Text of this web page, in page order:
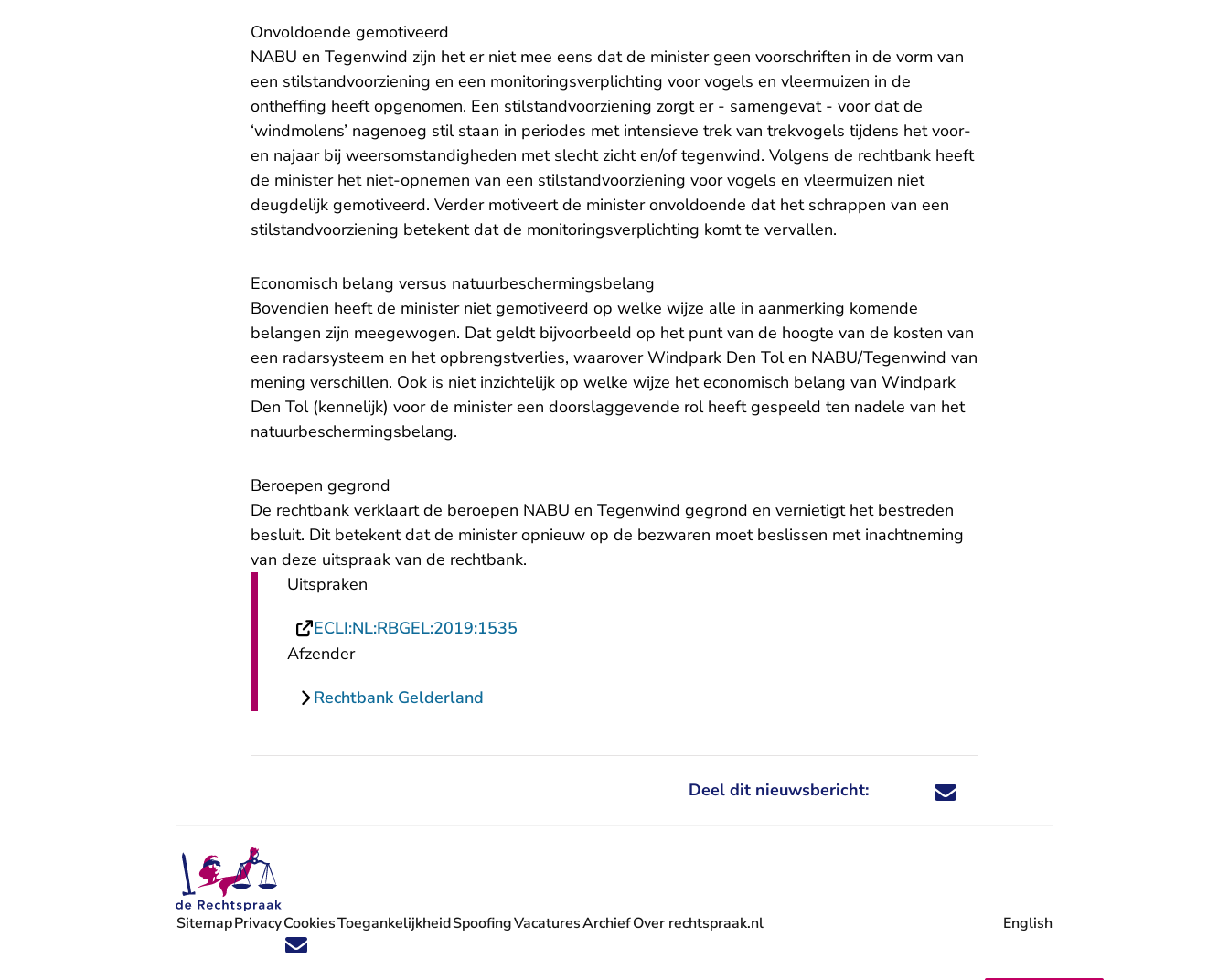
Onvoldoende gemotiveerd
NABU en Tegenwind zijn het er niet mee eens dat de minister geen voorschriften in de vorm van
een stilstandvoorziening en een monitoringsverplichting voor vogels en vleermuizen in de
ontheffing heeft opgenomen. Een stilstandvoorziening zorgt er - samengevat - voor dat de
‘windmolens’ nagenoeg stil staan in periodes met intensieve trek van trekvogels tijdens het voor-
en najaar bij weersomstandigheden met slecht zicht en/of tegenwind. Volgens de rechtbank heeft
de minister het niet-opnemen van een stilstandvoorziening voor vogels en vleermuizen niet
deugdelijk gemotiveerd. Verder motiveert de minister onvoldoende dat het schrappen van een
stilstandvoorziening betekent dat de monitoringsverplichting komt te vervallen.
Economisch belang versus natuurbeschermingsbelang
Bovendien heeft de minister niet gemotiveerd op welke wijze alle in aanmerking komende
belangen zijn meegewogen. Dat geldt bijvoorbeeld op het punt van de hoogte van de kosten van
een radarsysteem en het opbrengstverlies, waarover Windpark Den Tol en NABU/Tegenwind van
mening verschillen. Ook is niet inzichtelijk op welke wijze het economisch belang van Windpark
Den Tol (kennelijk) voor de minister een doorslaggevende rol heeft gespeeld ten nadele van het
natuurbeschermingsbelang.
Beroepen gegrond
De rechtbank verklaart de beroepen NABU en Tegenwind gegrond en vernietigt het bestreden
besluit. Dit betekent dat de minister opnieuw op de bezwaren moet beslissen met inachtneming
van deze uitspraak van de rechtbank.
Uitspraken
ECLI:NL:RBGEL:2019:1535
Afzender
Rechtbank Gelderland
Deel dit nieuwsbericht: Deel dit nieuwsbericht via X - U verlaat
Deel dit nieuwsbericht via Facebook - U
Deel dit nieuwsbericht via e-mail
Deel dit nieuwsbericht via LinkedIn - U
Volg ons op X (Twitter) - U verlaat Rechtspraak.nl
Volg ons op Facebook - U verlaat Rechtspraak.nl
Volg ons op Instagram - U verlaat Rechtspraak.nl
Volg ons op Youtube - U verlaat Rechtspraak.nl
Volg ons op LinkedIn - U verlaat Rechtspraak.nl
'Blijf op de hoogte' nieuwsbrief - U verlaat Rechtspraak.nl
SitemapPrivacyCookiesToegankelijkheidSpoofingVacatures
- U verlaat Rechtspraak.nl
ArchiefOver rechtspraak.nl English